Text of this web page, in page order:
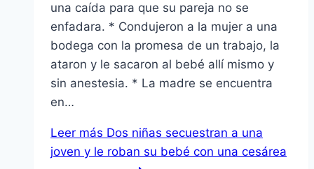
una caí­da para que su pareja no se
enfadara. * Condujeron a la mujer a una
bodega con la promesa de un trabajo, la
ataron y le sacaron al bebé allí­ mismo y
sin anestesia. * La madre se encuentra
en…
Leer más Dos niñas secuestran a una
joven y le roban su bebé con una cesárea